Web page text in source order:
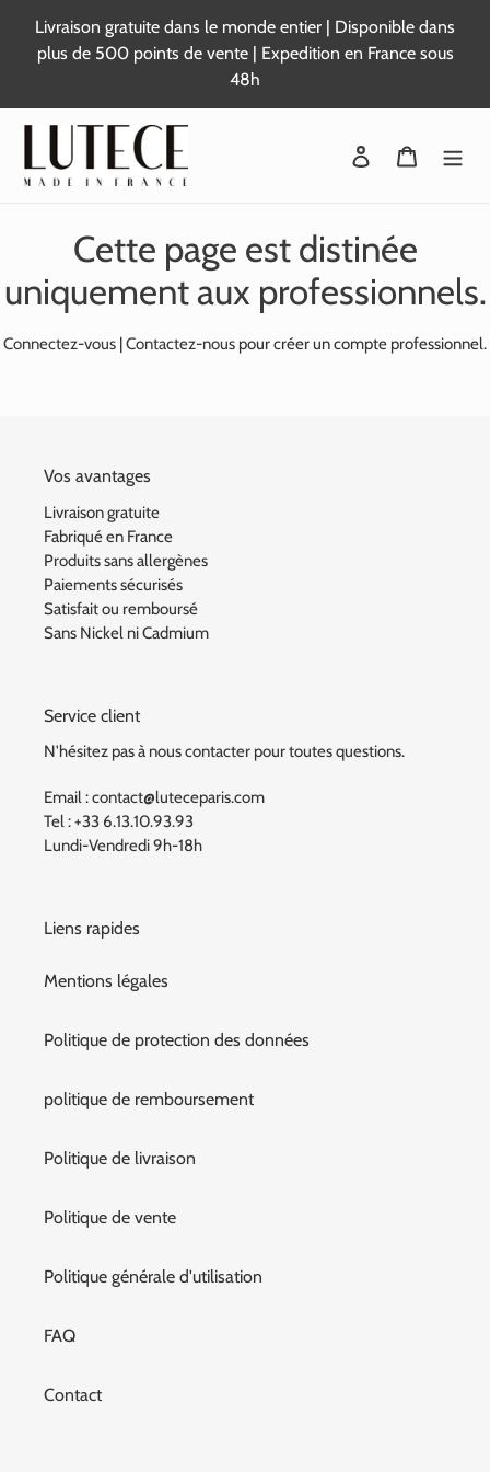
contenu
Livraison gratuite dans le monde entier | Disponible dans
plus de 500 points de vente | Expedition en France sous
48h
Se connecter
Panier
Cette page est distinée
uniquement aux professionnels.
Connectez-vous Contactez-nous pour créer un compte professionnel.
Vos avantages
Livraison gratuite
Fabriqué en France
Produits sans allergènes
Paiements sécurisés
Satisfait ou remboursé
Sans Nickel ni Cadmium
Service client
N'hésitez pas à nous contacter pour toutes questions.
Email : contact@luteceparis.com
Tel : +33 6.13.10.93.93
Lundi-Vendredi 9h-18h
Liens rapides
Mentions légales
Politique de protection des données
politique de remboursement
Politique de livraison
Politique de vente
Politique générale d'utilisation
FAQ
Contact